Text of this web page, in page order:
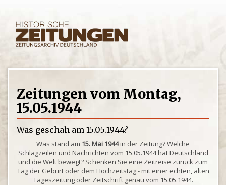
Zeitungen vom Montag,
15.05.1944
Was geschah am 15.05.1944?
Was stand am 15. Mai 1944in der Zeitung? Welche
Schlagzeilen und Nachrichten vom 15.05.1944 hat Deutschland
und die Welt bewegt? Schenken Sie eine Zeitreise zurück zum
Tag der Geburt oder dem Hochzeitstag - mit einer echten, alten
Tageszeitung oder Zeitschrift genau vom 15.05.1944.